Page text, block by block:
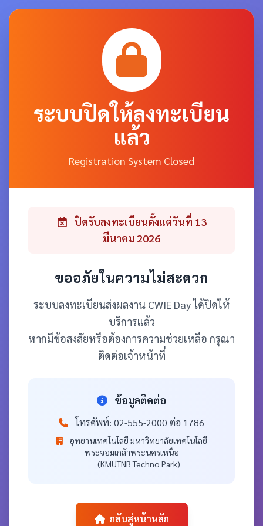
ระบบปิดให้ลงทะเบียน
แล้ว
Registration System Closed
ปิดรับลงทะเบียนตั้งแต่วันที่ 13
มีนาคม 2026
ขออภัยในความไม่สะดวก
ระบบลงทะเบียนส่งผลงาน CWIE Day ได้ปิดให้
บริการแล้ว
หากมีข้อสงสัยหรือต้องการความช่วยเหลือ กรุณา
ติดต่อเจ้าหน้าที่
ข้อมูลติดต่อ
โทรศัพท์: 02-555-2000 ต่อ 1786
อุทยานเทคโนโลยี มหาวิทยาลัยเทคโนโลยี
พระจอมเกล้าพระนครเหนือ
(KMUTNB Techno Park)
กลับสู่หน้าหลัก